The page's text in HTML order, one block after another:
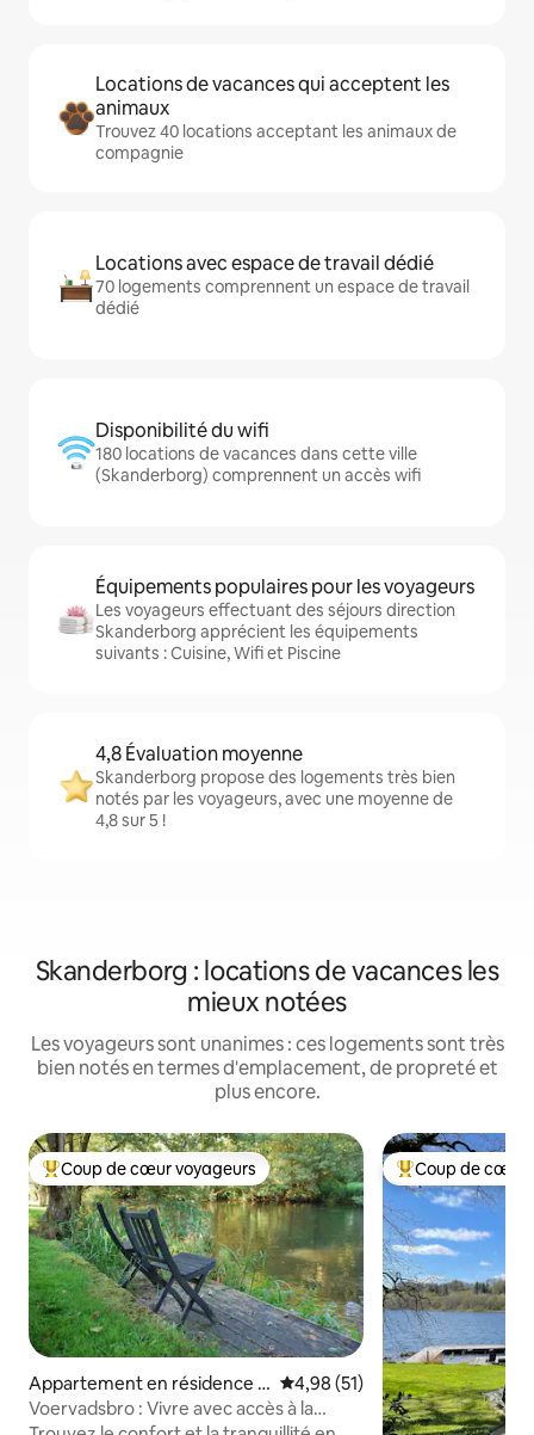
Locations de vacances qui acceptent les
animaux
Trouvez 40 locations acceptant les animaux de
compagnie
Locations avec espace de travail dédié
70 logements comprennent un espace de travail
dédié
Disponibilité du wifi
180 locations de vacances dans cette ville
(Skanderborg) comprennent un accès wifi
Équipements populaires pour les voyageurs
Les voyageurs effectuant des séjours direction
Skanderborg apprécient les équipements
suivants : Cuisine, Wifi et Piscine
4,8 Évaluation moyenne
Skanderborg propose des logements très bien
notés par les voyageurs, avec une moyenne de
4,8 sur 5 !
Skanderborg : locations de vacances les
mieux notées
Les voyageurs sont unanimes : ces logements sont très
bien notés en termes d'emplacement, de propreté et
plus encore.
Coups de cœur voyageurs les plus appréciés
Coup de cœur voyageurs
Appartement en résidence ⋅
Skanderborg
Évaluation moyenne sur la
4,98 (51)
Voervadsbro : Vivre avec accès à la
Coups de cœur
Coup de cœur